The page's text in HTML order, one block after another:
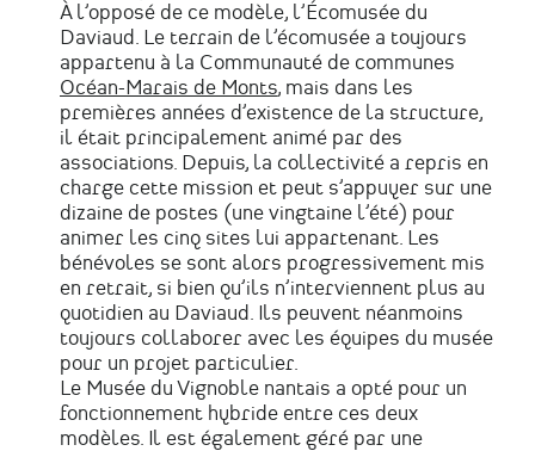
À l’opposé de ce modèle, l’Écomusée du
Daviaud. Le terrain de l’écomusée a toujours
appartenu à la Communauté de communes
Océan-Marais de Monts, mais dans les
premières années d’existence de la structure,
il était principalement animé par des
associations. Depuis, la collectivité a repris en
charge cette mission et peut s’appuyer sur une
dizaine de postes (une vingtaine l’été) pour
animer les cinq sites lui appartenant. Les
bénévoles se sont alors progressivement mis
en retrait, si bien qu’ils n’interviennent plus au
quotidien au Daviaud. Ils peuvent néanmoins
toujours collaborer avec les équipes du musée
pour un projet particulier.
Le Musée du Vignoble nantais a opté pour un
fonctionnement hybride entre ces deux
modèles. Il est également géré par une